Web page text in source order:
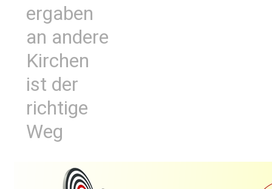
ergaben
an andere
Kirchen
ist der
richtige
Weg